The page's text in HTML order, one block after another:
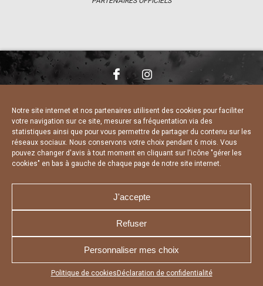
Notre site internet et nos partenaires utilisent des cookies pour faciliter
votre navigation sur ce site, mesurer sa fréquentation via des
statistiques ainsi que pour vous permettre de partager du contenu sur les
réseaux sociaux. Nous conservons votre choix pendant 6 mois. Vous
pouvez changer d'avis à tout moment en cliquant sur l'icône "gérer les
cookies" en bas à gauche de chaque page de notre site internet.
J'accepte
Refuser
Personnaliser mes choix
Politique de cookies Déclaration de confidentialité
Appuyez sur le bouton partager en bas de votre
CHARTE DE CONFIDENTIALITÉ
DÉCLARATION DE CONFIDENTIALITÉ
POLITIQUE D’UTILISATION DES COOKIES
RÉALISÉ PAR L’AGENCE WEB A3 WEB